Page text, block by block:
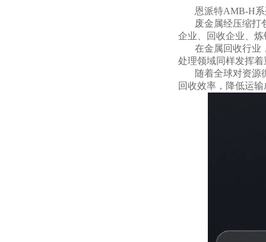
恩派特AMB-H
废金属经压缩打
企业、回收企业、
在金属回收行业
处理领域同样发挥
随着全球对资源
回收效率，降低运